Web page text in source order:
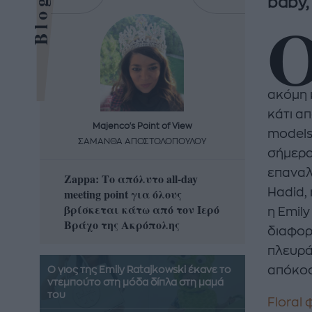
ακόμη
κάτι
Hadid,
η
Floral
Majenco's Point of View
ΣΑΜΑΝΘΑ ΑΠΟΣΤΟΛΟΠΟΥΛΟΥ
Zappa: Το απόλυτο all-day
meeting point για όλους
βρίσκεται κάτω από τον Ιερό
Βράχο της Ακρόπολης
Η
που θα
Ο γιος της Emily Ratajkowski έκανε το
ντεμπούτο στη μόδα δίπλα στη μαμά
του